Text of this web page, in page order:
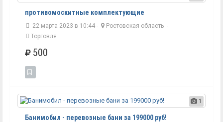
противомоскитные комплектующие
22 марта 2023 в 10:44 - Ростовская область -
Торговля
500
1
Банимобил - перевозные бани за 199000 руб!